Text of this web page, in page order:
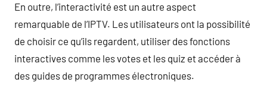
En outre, l’interactivité est un autre aspect
remarquable de l’IPTV. Les utilisateurs ont la possibilité
de choisir ce qu’ils regardent, utiliser des fonctions
interactives comme les votes et les quiz et accéder à
des guides de programmes électroniques.